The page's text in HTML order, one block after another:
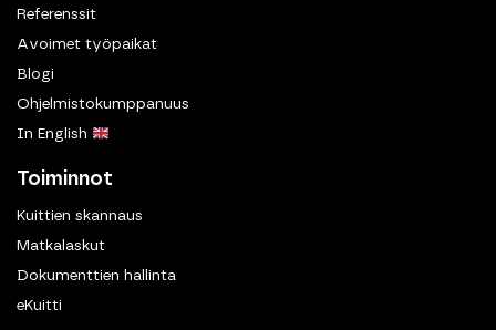
Referenssit
Avoimet työpaikat
Blogi
Ohjelmistokumppanuus
In English
Toiminnot
Kuittien skannaus
Matkalaskut
Dokumenttien hallinta
eKuitti